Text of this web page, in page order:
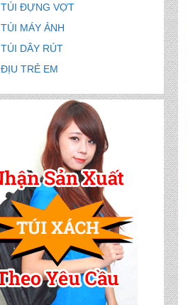
TÚI ĐỰNG VỢT
TÚI MÁY ẢNH
TÚI DÂY RÚT
ĐỊU TRẺ EM
CẶP HỌC SINH MS:
TN 5016
CẶP HỌC SINH MS: